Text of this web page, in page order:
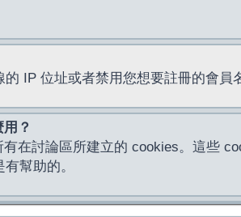
IP 位址或者禁用您想要註冊的會
？
有在討論區所建立的 cookies。這些
幫助的。